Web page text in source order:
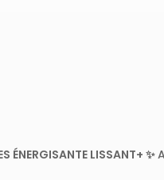
ÉNERGISANTE LISSANT+ ✨